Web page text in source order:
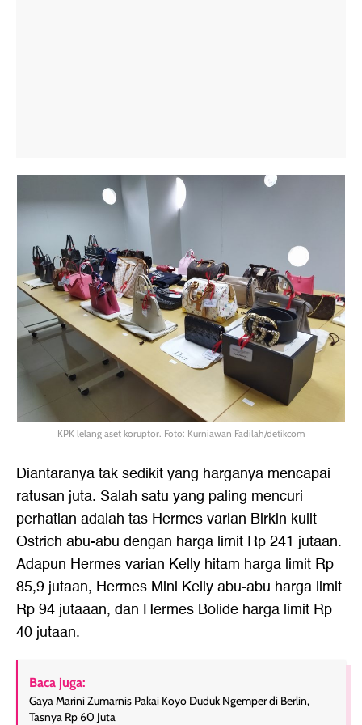
KPK lelang aset koruptor. Foto: Kurniawan Fadilah/detikcom
Diantaranya tak sedikit yang harganya mencapai
ratusan juta. Salah satu yang paling mencuri
perhatian adalah tas Hermes varian Birkin kulit
Ostrich abu-abu dengan harga limit Rp 241 jutaan.
Adapun Hermes varian Kelly hitam harga limit Rp
85,9 jutaan, Hermes Mini Kelly abu-abu harga limit
Rp 94 jutaaan, dan Hermes Bolide harga limit Rp
40 jutaan.
Baca juga:
Gaya Marini Zumarnis Pakai Koyo Duduk Ngemper di Berlin,
Tasnya Rp 60 Juta